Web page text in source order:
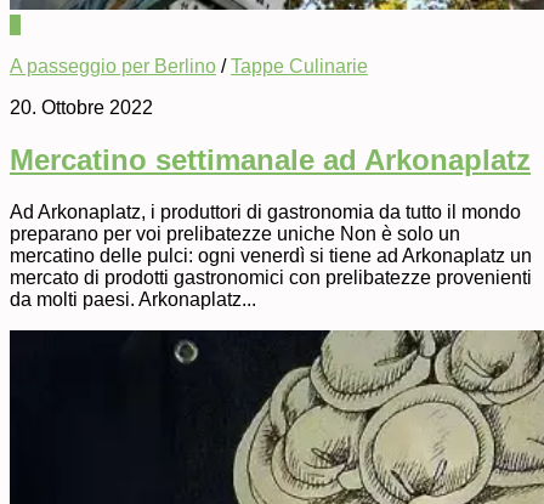
A passeggio per Berlino /Tappe Culinarie
20. Ottobre 2022
Mercatino settimanale ad Arkonaplatz
Ad Arkonaplatz, i produttori di gastronomia da tutto il mondo
preparano per voi prelibatezze uniche Non è solo un
mercatino delle pulci: ogni venerdì si tiene ad Arkonaplatz un
mercato di prodotti gastronomici con prelibatezze provenienti
da molti paesi. Arkonaplatz...